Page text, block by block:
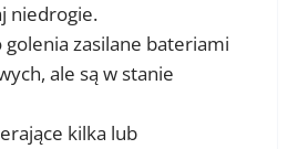
niedrogie.
zasilane bateriami
ale są w stanie
kilka lub